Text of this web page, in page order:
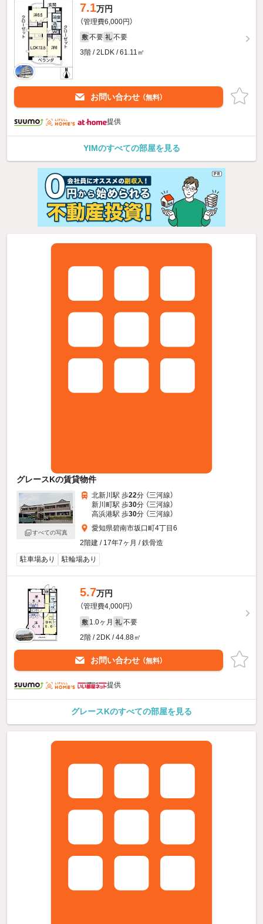
7.1万円
（管理費6,000円）
敷 不要 礼 不要
3階 / 2LDK / 61.11㎡
お問い合わせ （無料）
提供
YIMのすべての部屋を見る
グレースKの賃貸物件
すべての写真
北新川駅 歩22分 （三河線）
新川町駅 歩30分 （三河線）
高浜港駅 歩30分 （三河線）
愛知県碧南市坂口町4丁目6
2階建 / 17年7ヶ月 / 鉄骨造
駐車場あり
駐輪場あり
5.7万円
（管理費4,000円）
敷 1.0ヶ月 礼 不要
2階 / 2DK / 44.88㎡
お問い合わせ （無料）
提供
グレースKのすべての部屋を見る